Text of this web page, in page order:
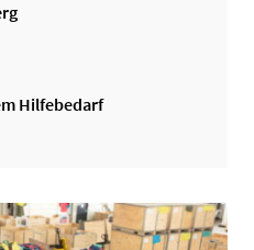
Hilfebedarf